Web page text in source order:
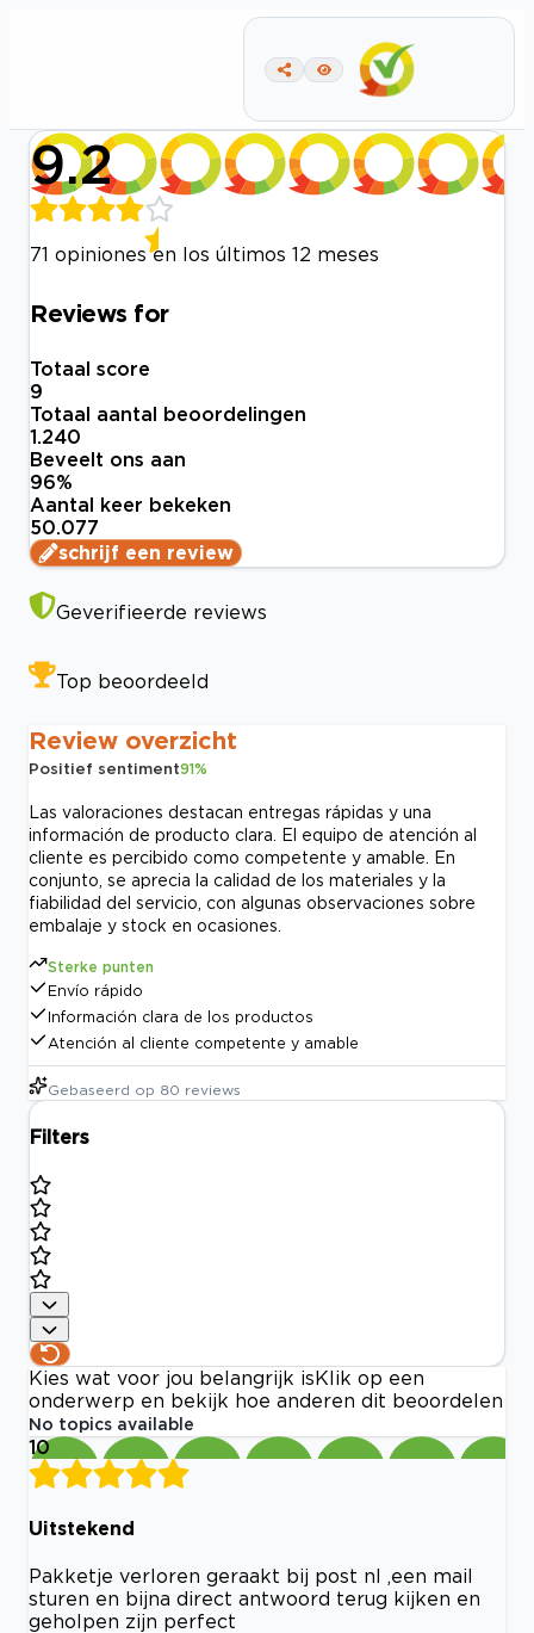
9.2
71 opiniones en los últimos 12 meses
Reviews for
Totaal score
9
Totaal aantal beoordelingen
1.240
Beveelt ons aan
96%
Aantal keer bekeken
50.077
schrijf een review
Geverifieerde reviews
Top beoordeeld
Review overzicht
Positief sentiment91%
Las valoraciones destacan entregas rápidas y una
información de producto clara. El equipo de atención al
cliente es percibido como competente y amable. En
conjunto, se aprecia la calidad de los materiales y la
fiabilidad del servicio, con algunas observaciones sobre
embalaje y stock en ocasiones.
Sterke punten
Envío rápido
Información clara de los productos
Atención al cliente competente y amable
Gebaseerd op 80 reviews
Filters
Kies wat voor jou belangrijk is Klik op een
onderwerp en bekijk hoe anderen dit beoordelen
No topics available
10
Uitstekend
Pakketje verloren geraakt bij post nl ,een mail
sturen en bijna direct antwoord terug kijken en
geholpen zijn perfect